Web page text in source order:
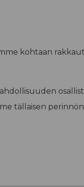
kohtaan
tällaisen